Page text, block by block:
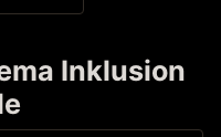
Inklusion